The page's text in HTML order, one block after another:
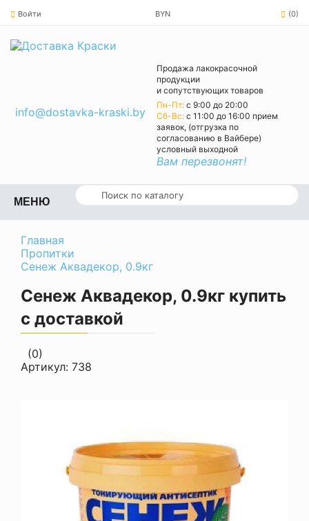
Войти BYN (0)
info@dostavka-kraski.by
Продажа лакокрасочной
продукции
и сопутствующих товаров
Пн-Пт:с 9:00 до 20:00
Cб-Вс:с 11:00 до 16:00 прием
заявок, (отгрузка по
согласованию в Вайбере)
условный выходной
Вам перезвонят!
МЕНЮ
Главная
Пропитки
Сенеж Аквадекор, 0.9кг
Сенеж Аквадекор, 0.9кг купить
с доставкой
(0)
Артикул: 738